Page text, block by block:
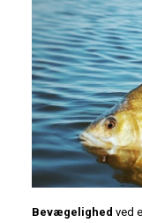
Bevægelighed ved